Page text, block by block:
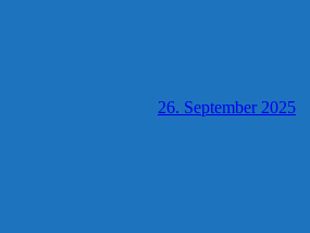
26. September 2025